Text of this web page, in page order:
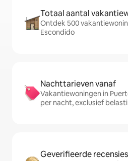
Totaal aantal
Ontdek 500
Escondido
Nachttarieven vanaf
Vakantiewoningen in
per nacht, exclusief
Geverifieerde